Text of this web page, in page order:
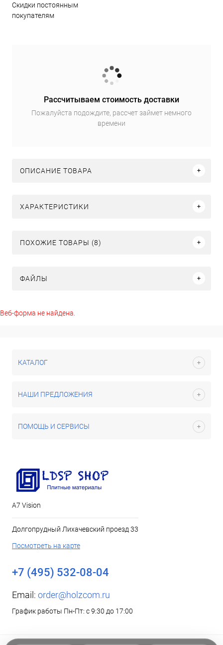
Скидки постоянным
покупателям
Рассчитываем стоимость доставки
Пожалуйста подождите, рассчет займет немного
времени
ОПИСАНИЕ ТОВАРА
ХАРАКТЕРИСТИКИ
ПОХОЖИЕ ТОВАРЫ (8)
ФАЙЛЫ
Веб-форма не найдена.
КАТАЛОГ
НАШИ ПРЕДЛОЖЕНИЯ
ПОМОЩЬ И СЕРВИСЫ
А7 Vision
Долгопрудный Лихачевский проезд 33
Посмотреть на карте
+7 (495) 532-08-04
Email: order@holzcom.ru
График работы Пн-Пт: с 9:30 до 17:00